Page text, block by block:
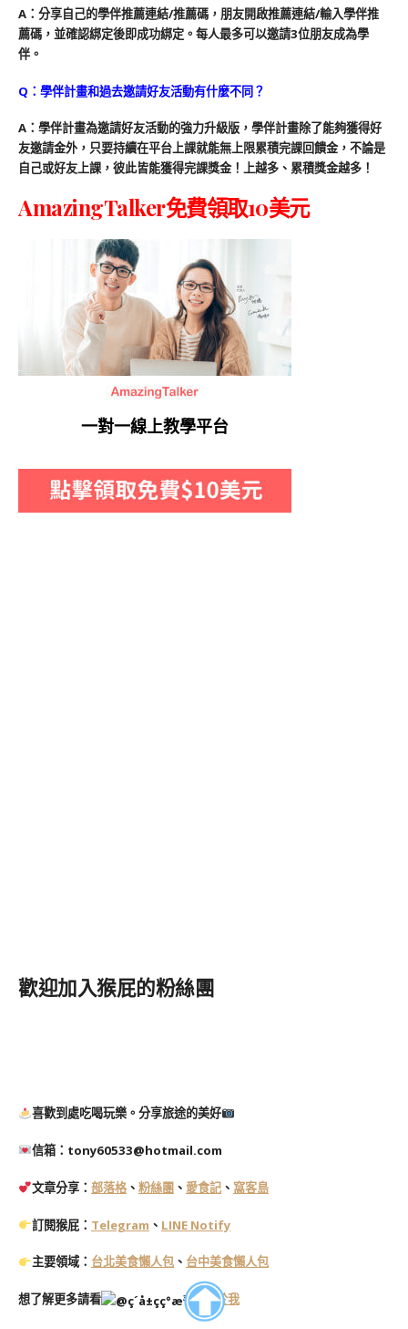
A：分享自己的學伴推薦連結/推薦碼，朋友開啟推薦連結/輸入學伴推
薦碼，並確認綁定後即成功綁定。每人最多可以邀請3位朋友成為學
伴。
Q：學伴計畫和過去邀請好友活動有什麼不同？
A：學伴計畫為邀請好友活動的強力升級版，學伴計畫除了能夠獲得好
友邀請金外，只要持續在平台上課就能無上限累積完課回饋金，不論是
自己或好友上課，彼此皆能獲得完課獎金！上越多、累積獎金越多！
AmazingTalker免費領取10美元
一對一線上教學平台
歡迎加入猴屁的粉絲團
喜歡到處吃喝玩樂。分享旅途的美好
信箱：tony60533@hotmail.com
文章分享： 部落格、 粉絲團、 愛食記、 窩客島
訂閱猴屁： Telegram 、 LINE Notify
主要領域： 台北美食懶人包、 台中美食懶人包
想了解更多請看 關於我